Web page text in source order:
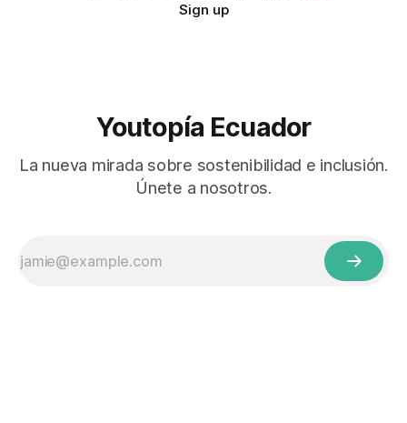
Sign up
Youtopía Ecuador
La nueva mirada sobre sostenibilidad e inclusión.
Únete a nosotros.